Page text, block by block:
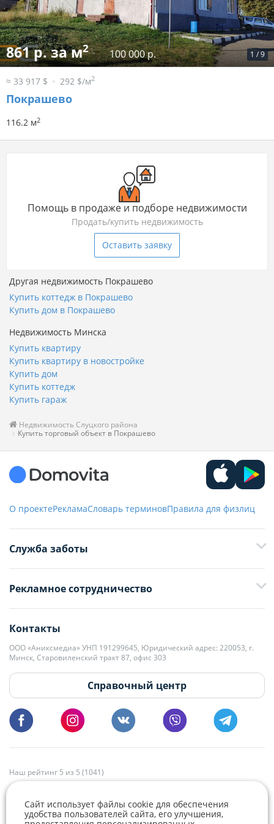
1 /9
861 р. за м2 100 000 р.
≈ 33 917 $ 292 $/м2
Покрашево
116.2 м2
Помощь в продаже и подборе недвижимости
Продать/купить недвижимость
Оставить заявку
Другая недвижимость Покрашево
Купить коттедж в Покрашево
Купить дом в Покрашево
Недвижимость Минска
Купить квартиру
Купить квартиру в новостройке
Купить дом
Купить коттедж
Купить гараж
Недвижимость Слуцкого района
Купить торговый объект в Покрашево
О проектеРекламаСловарь терминовПравила для физлиц
Служба заботы
+375 29 376-13-70
+375 33 376-13-70
editor@domovita.by
Мы принимаем звонки и отвечаем на письма в будние дни с 9:00 до
18:00.
Рекламное сотрудничество
+375 29 563-15-61 Кристина Филюта
kb@domovita.by
+375 29 179-11-28 Владислав Гладченко
vg@domovita.by
Пишите и звоните нам в будние дни с 8:00 до 20:00.
Контакты
ООО «Аниксмедиа» УНП 191299645, Юридический адрес: 220053, г.
Минск, Старовиленский тракт 87, офис 303
Справочный центр
Наш рейтинг 5 из 5 (1041)
Сайт использует файлы cookie для обеспечения
удобства пользователей сайта, его улучшения,